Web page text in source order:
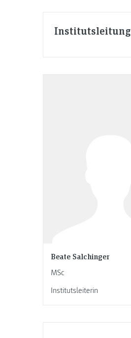
Institutsleitung
Beate Salchinger
MSc
Institutsleiterin